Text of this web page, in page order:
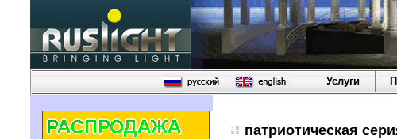
Услуги
патриотическая